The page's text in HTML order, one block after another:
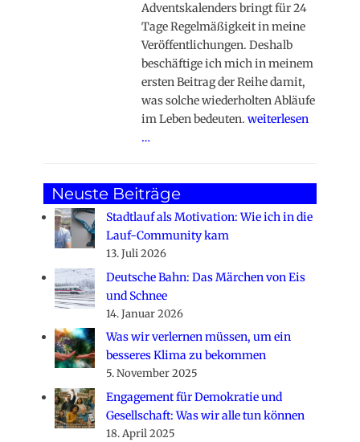
Adventskalenders bringt für 24
Tage Regelmäßigkeit in meine
Veröffentlichungen. Deshalb
beschäftige ich mich in meinem
ersten Beitrag der Reihe damit,
was solche wiederholten Abläufe
im Leben bedeuten.weiterlesen
…
Neuste Beiträge
Stadtlauf als Motivation: Wie ich in die
Lauf-Community kam
13. Juli 2026
Deutsche Bahn: Das Märchen von Eis
und Schnee
14. Januar 2026
Was wir verlernen müssen, um ein
besseres Klima zu bekommen
5. November 2025
Engagement für Demokratie und
Gesellschaft: Was wir alle tun können
18. April 2025